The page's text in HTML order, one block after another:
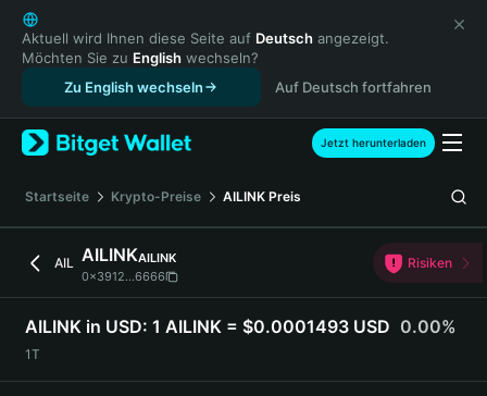
English
日本語
Tiếng Việt
Русский
Español (Latinoamérica)
Türkçe
Français
Deutsch
繁體中文
Português (Portugal)
Bahasa Indonesia
ภาษาไทย
हिन्दी
Aktuell wird Ihnen diese Seite auf Deutsch angezeigt.
Möchten Sie zu English wechseln?
Zu English wechseln
Auf Deutsch fortfahren
Jetzt herunterladen
Startseite Krypto-Preise AILINK Preis
AIL AILINKAILINK
0x3912...6666
Risiken
AILINK in USD: 1 AILINK = $0.0001493 USD 0.00%
1T